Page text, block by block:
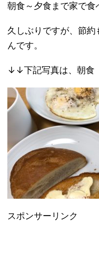
朝食～夕食まで家で食
久しぶりですが、節
んです。
↓↓下記写真は、朝食
スポンサーリンク